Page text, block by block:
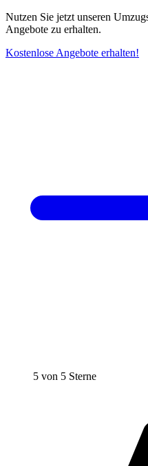
Nutzen Sie jetzt unseren
Angebote zu erhalten.
Kostenlose Angebote erhalten!
5 von 5 Sterne